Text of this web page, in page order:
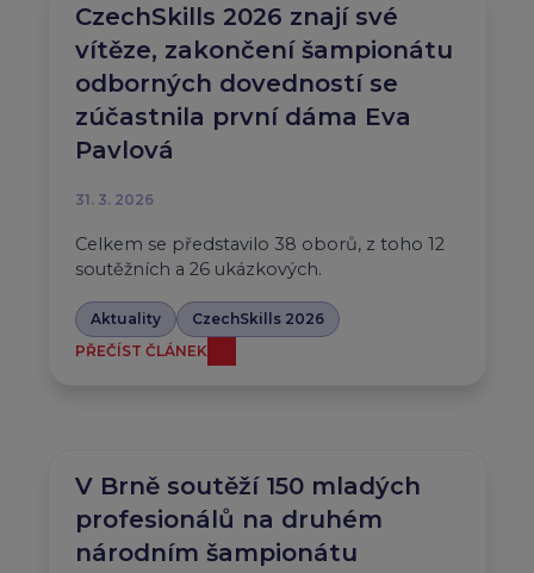
CzechSkills 2026 znají své
vítěze, zakončení šampionátu
odborných dovedností se
zúčastnila první dáma Eva
Pavlová
31. 3. 2026
Celkem se představilo 38 oborů, z toho 12
soutěžních a 26 ukázkových.
Aktuality
CzechSkills 2026
PŘEČÍST ČLÁNEK
V Brně soutěží 150 mladých
profesionálů na druhém
národním šampionátu